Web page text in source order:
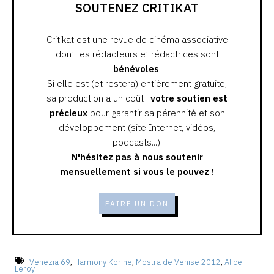
SOUTENEZ CRITIKAT
Critikat est une revue de cinéma associative
dont les rédacteurs et rédactrices sont
bénévoles.
Si elle est (et restera) entièrement gratuite,
sa production a un coût : votre soutien est
précieuxpour garantir sa pérennité et son
développement (site Internet, vidéos,
podcasts...).
N'hésitez pas à nous soutenir
mensuellement si vous le pouvez !
FAIRE UN DON
Venezia 69, Harmony Korine, Mostra de Venise 2012, Alice
Leroy